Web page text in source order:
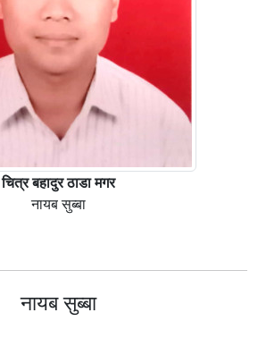
चित्र बहादुर ठाडा मगर
नायब सुब्बा
नायब सुब्बा